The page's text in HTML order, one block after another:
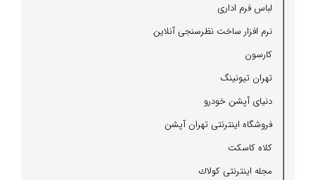
لباس فرم اداری
نرم افزار ساخت نظرسنجی آنلاین
كارسون
تهران تیونینگ
دنیای آپشن خودرو
فروشگاه اینترنتی تهران آپشن
كلاه كاسكت
مجله اینترنتی كولاك